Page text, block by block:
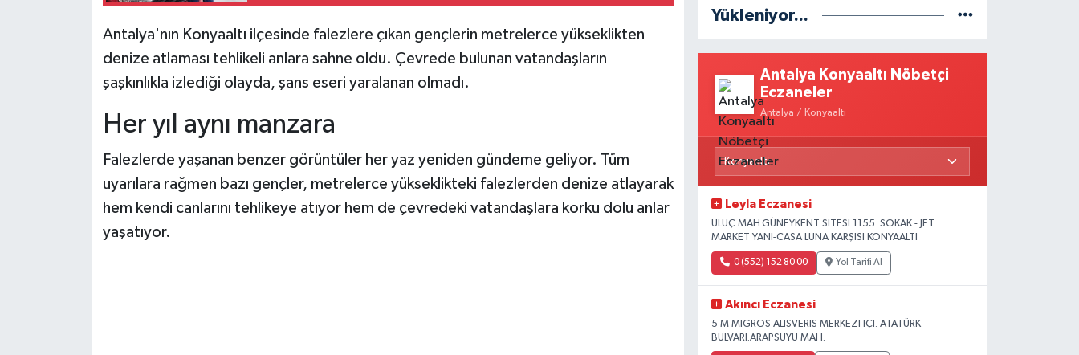
Antalya'nın Konyaaltı ilçesinde falezlere çıkan gençlerin metrelerce yükseklikten
denize atlaması tehlikeli anlara sahne oldu. Çevrede bulunan vatandaşların
şaşkınlıkla izlediği olayda, şans eseri yaralanan olmadı.
Her yıl aynı manzara
Falezlerde yaşanan benzer görüntüler her yaz yeniden gündeme geliyor. Tüm
uyarılara rağmen bazı gençler, metrelerce yükseklikteki falezlerden denize atlayarak
hem kendi canlarını tehlikeye atıyor hem de çevredeki vatandaşlara korku dolu anlar
yaşatıyor.
Yükleniyor...
Antalya Konyaaltı Nöbetçi
Eczaneler
Antalya / Konyaaltı
Leyla Eczanesi
ULUÇ MAH.GÜNEYKENT SİTESİ 1155. SOKAK - JET
MARKET YANI-CASA LUNA KARŞISI KONYAALTI
0 (552) 152 80 00 Yol Tarifi Al
Akıncı Eczanesi
5 M MIGROS ALISVERIS MERKEZI IÇI. ATATÜRK
BULVARI.ARAPSUYU MAH.